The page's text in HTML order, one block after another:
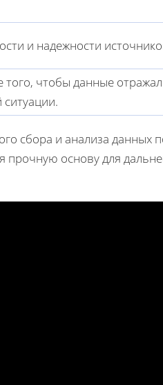
и надежности
того, чтобы данные
сбора и анализа данных
прочную основу для